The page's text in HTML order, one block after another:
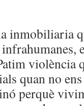
inmobiliaria
violència
quan no
perquè